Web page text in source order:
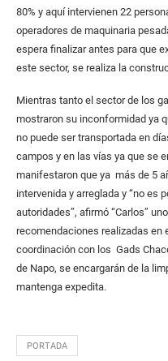
80% y aquí intervienen 22
operadores de maquinaria
espera finalizar antes para que
este sector, se realiza la
Mientras tanto el sector de los
mostraron su inconformidad ya
no puede ser transportada en
campos y en las vías ya que se
manifestaron que ya más de 5
intervenida y arreglada y “no es
autoridades”, afirmó “Carlos”
recomendaciones realizadas en
coordinación con los Gads
de Napo, se encargarán de la
mantenga expedita.
PORTADA